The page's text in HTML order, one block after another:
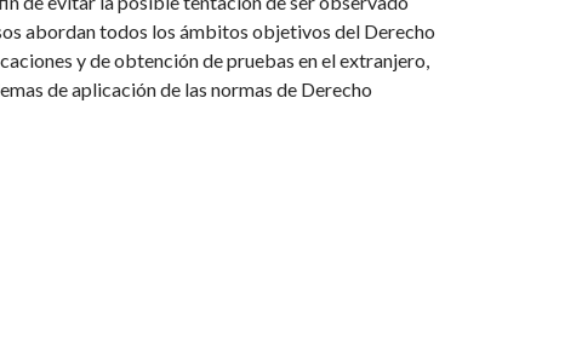
abordan todos los ámbitos objetivos del Derecho
y de obtención de pruebas en el extranjero,
de aplicación de las normas de Derecho